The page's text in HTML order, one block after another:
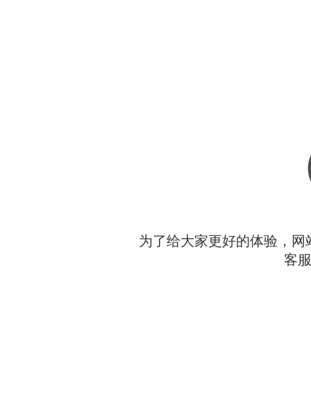
为了给大家更好的体验，
客